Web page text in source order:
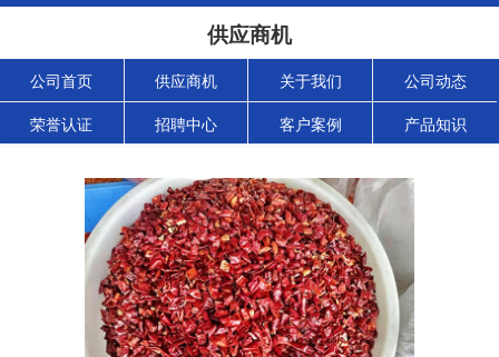
供应商机
公司首页 供应商机 关于我们 公司动态
荣誉认证 招聘中心 客户案例 产品知识